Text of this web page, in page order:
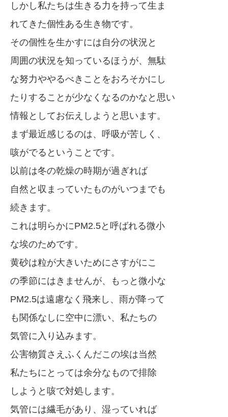
しかし私たちは生きる力を持って生ま
れてきた個性ある生き物です。
その個性を生かすには自分の状況と
周囲の状況を知っているほうが、無駄
な努力ややるべきことをおろそかにし
たりすることが少なくなるのかなと思い
情報としてお伝えしようと思います。
まず最近感じるのは、呼吸が苦しく、
咳がでるということです。
以前は冬の乾燥の時期が過ぎれば
自然と収まっていたものがいつまでも
続きます。
これは明らかにPM2.5と呼ばれる微小
な埃のためです。
黄砂は粒が大きいためにさすがにこ
の季節にはきませんが、もっと微小な
PM2.5は遠慮なく飛来し、雨が降って
も関係なしに空中に漂い、私たちの
気管に入り込みます。
公害物質さえふくんだこの埃は当然
私たちにとっては余分なもので排除
しようと咳で対処します。
気管には繊毛があり、湿っていれば